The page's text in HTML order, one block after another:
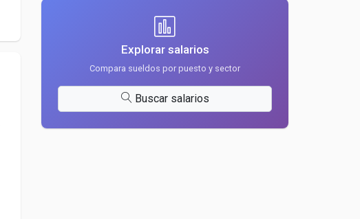
Explorar salarios
Compara sueldos por puesto y sector
Buscar salarios